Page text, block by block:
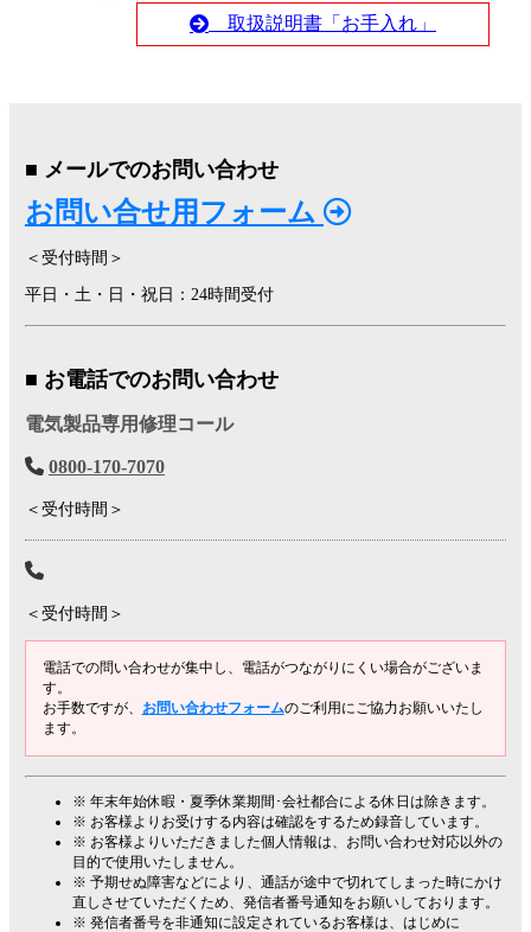
取扱説明書「お手入れ」
■ メールでのお問い合わせ
お問い合せ用フォーム
＜受付時間＞
平日・土・日・祝日：24時間受付
■ お電話でのお問い合わせ
電気製品専用修理コール
0800-170-7070
＜受付時間＞
＜受付時間＞
電話での問い合わせが集中し、電話がつながりにくい場合がございま
す。
お手数ですが、
お問い合わせフォームのご利用にご協力お願いいたし
ます。
※ 年末年始休暇・夏季休業期間･会社都合による休日は除きます。
※ お客様よりお受けする内容は確認をするため録音しています。
※ お客様よりいただきました個人情報は、お問い合わせ対応以外の
目的で使用いたしません。
※ 予期せぬ障害などにより、通話が途中で切れてしまった時にかけ
直しさせていただくため、発信者番号通知をお願いしております。
※ 発信者番号を非通知に設定されているお客様は、はじめに